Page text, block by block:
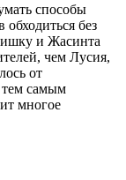
способы
без
и Жасинта
чем Лусия,
от
тем самым
многое